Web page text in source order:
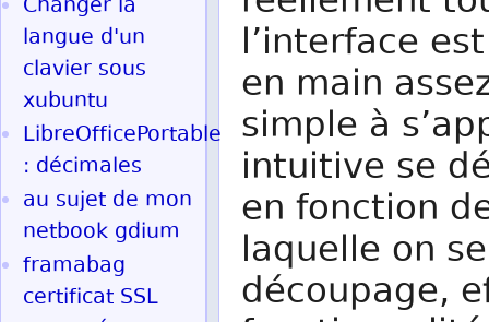
l’interface
en main
simple à
intuitive se
en fonction
laquelle on
découpage,
Changer la
langue d'un
clavier sous
xubuntu
LibreOfficePortable
: décimales
au sujet de mon
netbook gdium
framabag
certificat SSL